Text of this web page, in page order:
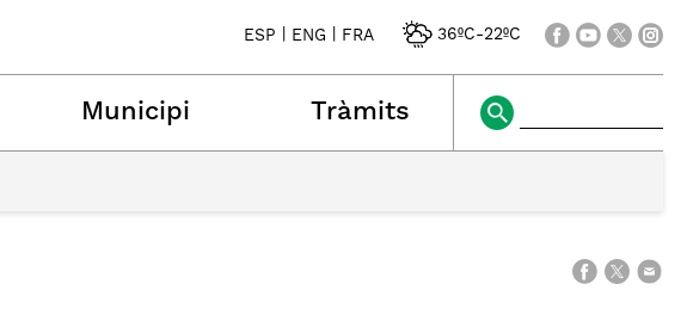
ESP ENG FRA 36ºC-22ºC
Municipi Tràmits